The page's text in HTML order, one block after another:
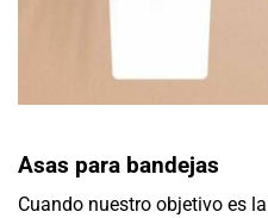
Asas para bandejas
Cuando nuestro objetivo es